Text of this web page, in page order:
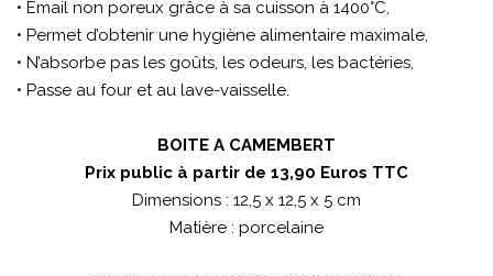
• Email non poreux grâce à sa cuisson à 1400°C,
• Permet d’obtenir une hygiène alimentaire maximale,
• N’absorbe pas les goûts, les odeurs, les bactéries,
• Passe au four et au lave-vaisselle.
BOITE A CAMEMBERT
Prix public à partir de 13,90 Euros TTC
Dimensions : 12,5 x 12,5 x 5 cm
Matière : porcelaine